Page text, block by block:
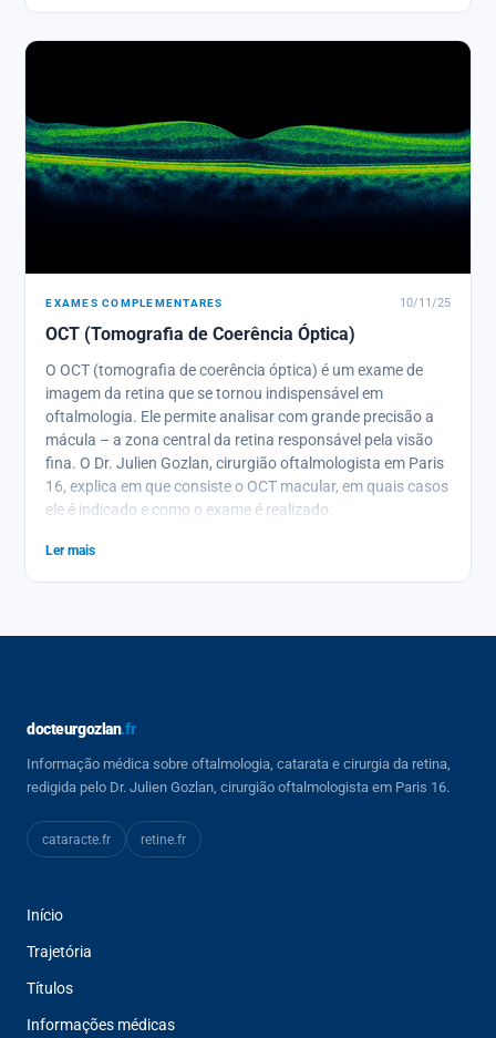
EXAMES COMPLEMENTARES 10/11/25
OCT (Tomografia de Coerência Óptica)
O OCT (tomografia de coerência óptica) é um exame de
imagem da retina que se tornou indispensável em
oftalmologia. Ele permite analisar com grande precisão a
mácula – a zona central da retina responsável pela visão
fina. O Dr. Julien Gozlan, cirurgião oftalmologista em Paris
16, explica em que consiste o OCT macular, em quais casos
ele é indicado e como o exame é realizado.
Ler mais
docteurgozlan.fr
Informação médica sobre oftalmologia, catarata e cirurgia da retina,
redigida pelo Dr. Julien Gozlan, cirurgião oftalmologista em Paris 16.
cataracte.fr retine.fr
Início
Trajetória
Títulos
Informações médicas